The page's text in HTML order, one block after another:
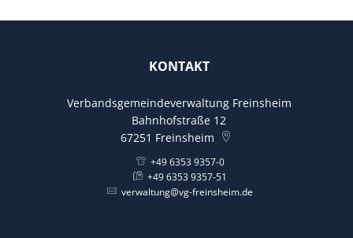
KONTAKT
Verbandsgemeindeverwaltung Freinsheim
Bahnhofstraße 12
67251 Freinsheim
+49 6353 9357-0
+49 6353 9357-51
verwaltung@vg-freinsheim.de